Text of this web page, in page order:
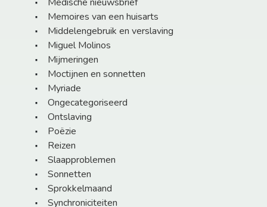
Memoires van een huisarts
Middelengebruik en verslaving
Miguel Molinos
Mijmeringen
Moctijnen en sonnetten
Myriade
Ongecategoriseerd
Ontslaving
Poëzie
Reizen
Slaapproblemen
Sonnetten
Sprokkelmaand
Synchroniciteiten